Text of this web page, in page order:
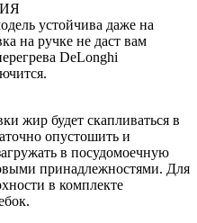
устойчива даже на
на ручке не даст вам
DeLonghi
жир будет скапливаться в
опустошить и
в посудомоечную
принадлежностями. Для
в комплекте